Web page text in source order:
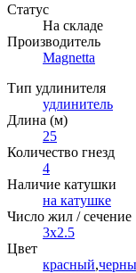
Статус
На складе
Производитель
Magnetta
Тип удлинителя
удлинитель
Длина (м)
25
Количество гнезд
4
Наличие катушки
на катушке
Число жил / сечение
3x2.5
Цвет
красный,